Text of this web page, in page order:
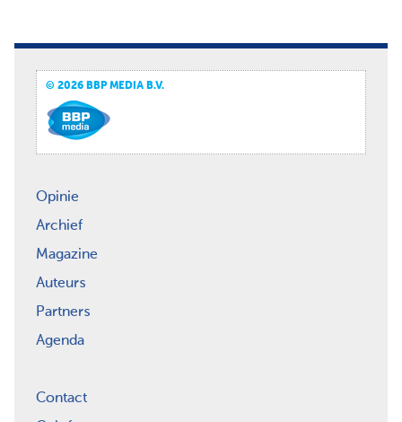
© 2026 BBP MEDIA B.V.
Opinie
Archief
Magazine
Auteurs
Partners
Agenda
Contact